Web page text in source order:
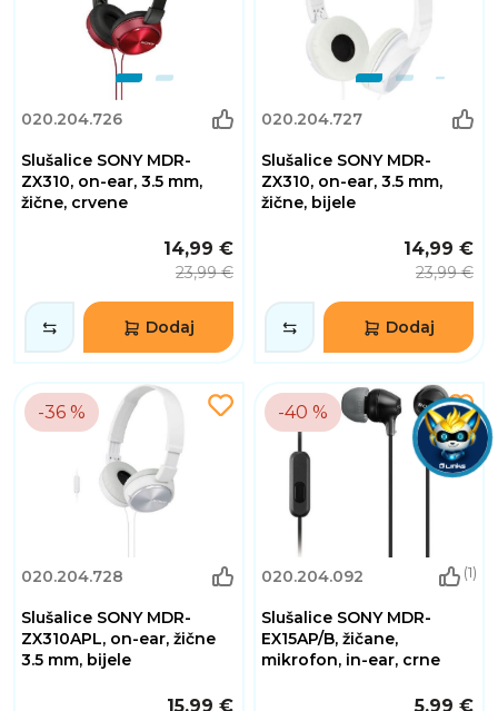
020.204.726
Slušalice SONY MDR-
ZX310, on-ear, 3.5 mm,
žične, crvene
14,99 €
23,99 €
Dodaj
020.204.727
Slušalice SONY MDR-
ZX310, on-ear, 3.5 mm,
žične, bijele
14,99 €
23,99 €
Dodaj
-36 %
020.204.728
Slušalice SONY MDR-
ZX310APL, on-ear, žične
3.5 mm, bijele
15,99 €
-40 %
020.204.092 (1)
Slušalice SONY MDR-
EX15AP/B, žičane,
mikrofon, in-ear, crne
5,99 €